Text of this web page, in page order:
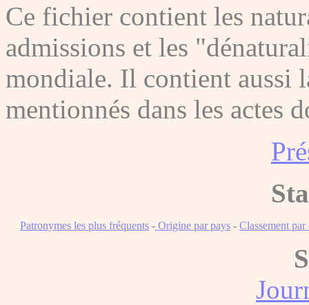
Ce fichier contient les
admissions et les
mondiale. Il contient aussi
mentionnés dans les actes
Patronymes les plus fréquents - Origine par pays - Classement par